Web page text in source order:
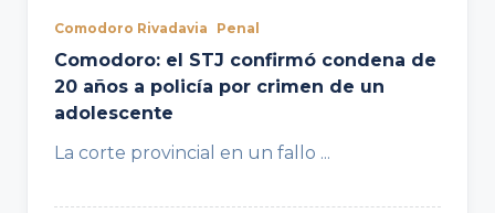
Comodoro Rivadavia Penal
Comodoro: el STJ confirmó condena de
20 años a policía por crimen de un
adolescente
La corte provincial en un fallo ...